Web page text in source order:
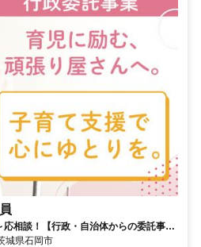
応相談！【行政・自治体からの委託事
して、誰かの助けになれるお仕事！
城県石岡市